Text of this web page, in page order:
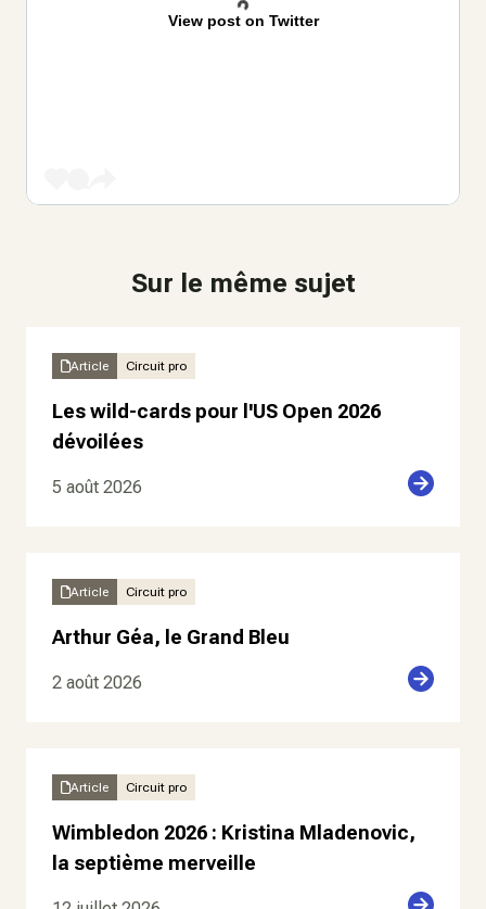
View post on Twitter
Sur le même sujet
Article Circuit pro
Les wild-cards pour l'US Open 2026
dévoilées
5 août 2026
Article Circuit pro
Arthur Géa, le Grand Bleu
2 août 2026
Article Circuit pro
Wimbledon 2026 : Kristina Mladenovic,
la septième merveille